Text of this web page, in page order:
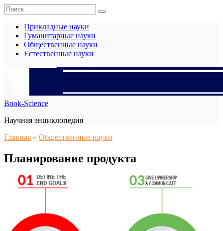
Перейти
к
содержанию
Search
for:
Прикладные науки
Гуманитарные науки
Общественные науки
Естественные науки
Book-Science
Научная энциклопедия
Главная » Общественные науки
Планирование продукта